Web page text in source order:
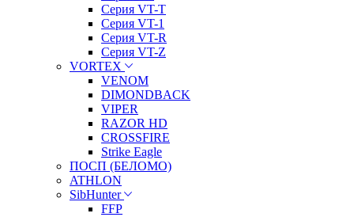
Серия VT-T
Серия VT-1
Серия VT-R
Серия VT-Z
VORTEX
VENOM
DIMONDBACK
VIPER
RAZOR HD
CROSSFIRE
Strike Eagle
ПОСП (БЕЛОМО)
ATHLON
SibHunter
FFP